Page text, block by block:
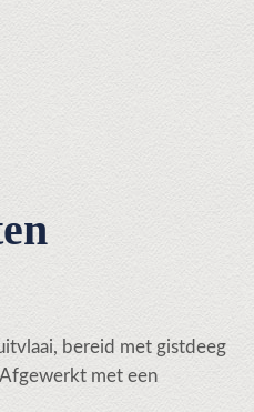
bereid met gistdeeg
met een